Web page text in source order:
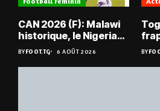
CAN 2026 (F): Malawi
historique, le Nigeria
sauvé, la Zambie
éliminée
BYFOOT.TG 6 AOÛT 2026
FC
BY